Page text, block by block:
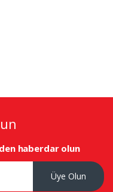
haberdar olun
Üye Olun